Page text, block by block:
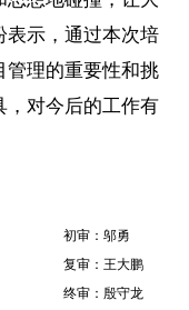
表示，通过本次培
管理的重要性和挑
，对今后的工作有
初审：邬勇
复审：王大鹏
终审：殷守龙